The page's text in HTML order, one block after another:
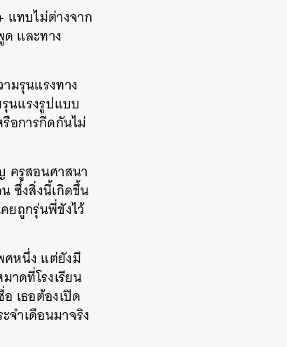
แทบไม่ต่างจาก
และทาง
มรุนแรงทาง
นแรงรูปแบบ
อการกีดกันไม่
ครูสอนศาสนา
ซึ่งสิ่งนี้เกิดขึ้น
ยถูกรุ่นพี่ขังไว้
ศหนึ่ง แต่ยังมี
าดที่โรงเรียน
เธอต้องเปิด
จำเดือนมาจริง